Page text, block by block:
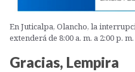
En Juticalpa, Olancho, la
extenderá de 8:00 a. m. a 2:00 p.
Gracias, Lempira